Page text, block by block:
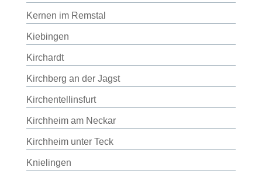
Kernen im Remstal
Kiebingen
Kirchardt
Kirchberg an der Jagst
Kirchentellinsfurt
Kirchheim am Neckar
Kirchheim unter Teck
Knielingen